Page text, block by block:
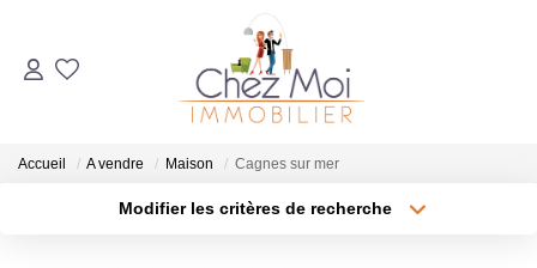
ACHETER
Accueil A vendre Maison Cagnes sur mer
Modifier les critères de recherche